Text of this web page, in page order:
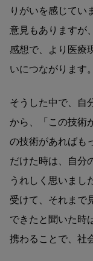
りがいを感じてい
意見もありますが
感想で、より医療
いにつながります。
そうした中で、自
から、「この技術
の技術があればも
だけた時は、自分
うれしく思いまし
受けて、それまで
できたと聞いた時
携わることで、社